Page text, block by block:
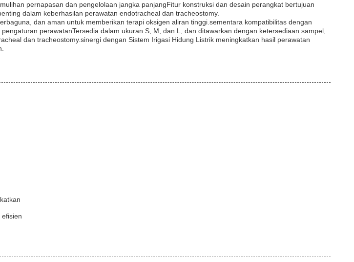
pernapasan dan pengelolaan jangka panjangFitur konstruksi dan desain perangkat bertujuan
dalam keberhasilan perawatan endotracheal dan tracheostomy.
dan aman untuk memberikan terapi oksigen aliran tinggi.sementara kompatibilitas dengan
perawatanTersedia dalam ukuran S, M, dan L, dan ditawarkan dengan ketersediaan sampel,
dan tracheostomy.sinergi dengan Sistem Irigasi Hidung Listrik meningkatkan hasil perawatan